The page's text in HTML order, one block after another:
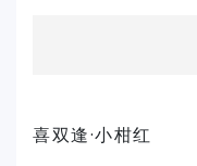
喜双逢·小柑红